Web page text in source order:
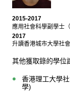
2015-2017
應用社會科學副學士（
2017
升讀香港城市大學社
其他獲取錄的學位
香港理工大學
學)